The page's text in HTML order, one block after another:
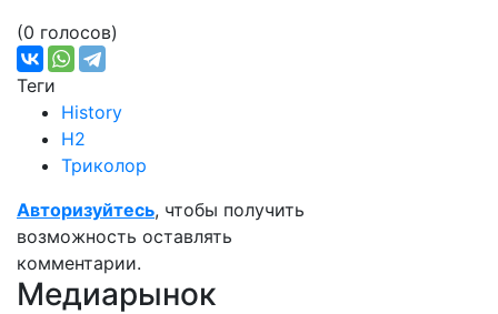
(0 голосов)
Теги
History
H2
Триколор
Авторизуйтесь, чтобы получить
возможность оставлять
комментарии.
Медиарынок